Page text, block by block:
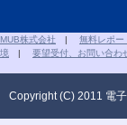
MUB株式会社 | 無料レポー
境 | 要望受付、お問い合わ
Copyright (C) 2011 電